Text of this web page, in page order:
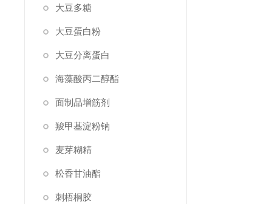
大豆多糖
大豆蛋白粉
大豆分离蛋白
海藻酸丙二醇酯
面制品增筋剂
羧甲基淀粉钠
麦芽糊精
松香甘油酯
刺梧桐胶